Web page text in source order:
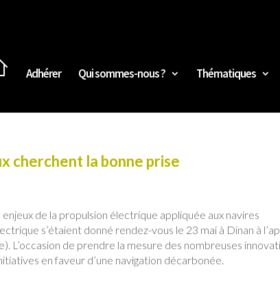
Adhérer Qui sommes-nous ? Thématiques
cherchent la bonne prise
de la propulsion électrique appliquée aux navires
s’étaient donné rendez-vous le 23 mai à Dinan à
L’occasion de prendre la mesure des nombreuses
en faveur d’une navigation décarbonée.